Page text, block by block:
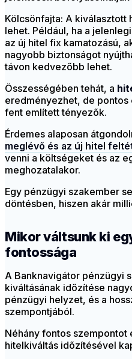
Kölcsönfajta: A kiválasztott
lehet. Például, ha a
az új hitel fix kamatozású,
nagyobb biztonságot
távon kedvezőbb lehet.
Összességében tehát, a
eredményezhet, de
fent említett tényezők.
Érdemes alaposan
meglévő és az új hitel
venni a költségeket és az
meghozatalakor.
Egy pénzügyi szakember
döntésben, hiszen akár
Mikor váltsunk ki
fontossága
A Banknavigátor pénzügyi
kiváltásának időzítése
pénzügyi helyzet, és a
szempontjából.
Néhány fontos
hitelkiváltás időzítésével